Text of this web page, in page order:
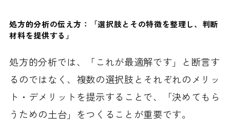
処方的分析の伝え方：「選択肢とその特徴を整理し、判断
材料を提供する」
処方的分析では、「これが最適解です」と断言す
るのではなく、複数の選択肢とそれぞれのメリッ
ト・デメリットを提示することで、「決めてもら
うための土台」をつくることが重要です。